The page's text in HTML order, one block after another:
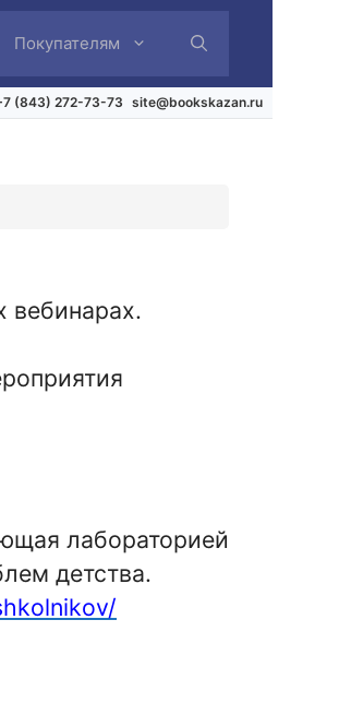
Покупателям
(843) 272-73-73 site@bookskazan.ru
вебинарах.
лабораторией
детства.